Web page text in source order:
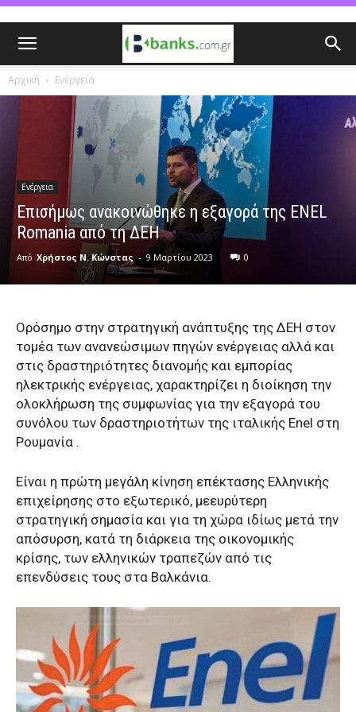
Αρχική Ενέργεια
Ενέργεια
Επισήμως ανακοινώθηκε η εξαγορά της ENEL
Romania από τη ΔΕΗ
Από Χρήστος Ν. Κώνστας - 9 Μαρτίου 2023 0
Ορόσημο στην στρατηγική ανάπτυξης της ΔΕΗ στον
τομέα των ανανεώσιμων πηγών ενέργειας αλλά και
στις δραστηριότητες διανομής και εμπορίας
ηλεκτρικής ενέργειας, χαρακτηρίζει η διοίκηση την
ολοκλήρωση της συμφωνίας για την εξαγορά του
συνόλου των δραστηριοτήτων της ιταλικής Enel στη
Ρουμανία .
Είναι η πρώτη μεγάλη κίνηση επέκτασης Ελληνικής
επιχείρησης στο εξωτερικό, μεευρύτερη
στρατηγική σημασία και για τη χώρα ιδίως μετά την
απόσυρση, κατά τη διάρκεια της οικονομικής
κρίσης, των ελληνικών τραπεζών από τις
επενδύσεις τους στα Βαλκάνια.